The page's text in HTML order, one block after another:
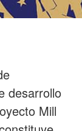
desarrollo
Mill